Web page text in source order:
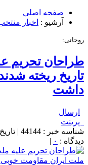
صفحه اصلی
آرشیو : اخبار
روحانی:
طراحان تحریم
تاریخ ریخته
داشت
ارسال
پرینت
دیدگاه : ۰ |